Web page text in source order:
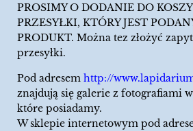
PROSIMY O DODANIE DO
PRZESYŁKI, KTÓRY JEST
PRODUKT. Można tez złożyć
przesyłki.
Pod adresem http://
znajdują się galerie z fotografiami
które posiadamy.
W sklepie internetowym pod